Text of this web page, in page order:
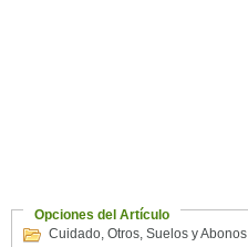
Opciones del Artículo
Cuidado, Otros, Suelos y Abonos